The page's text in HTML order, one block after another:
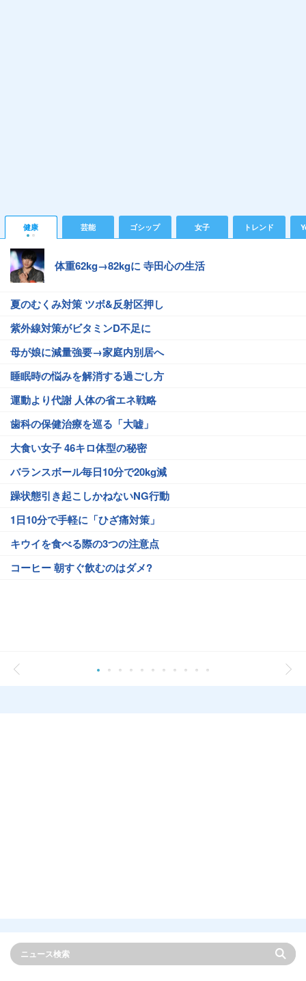
健康 芸能 ゴシップ 女子 トレンド
体重62kg→82kgに 寺田心の生活
夏のむくみ対策 ツボ&反射区押し
紫外線対策がビタミンD不足に
母が娘に減量強要→家庭内別居へ
睡眠時の悩みを解消する過ごし方
運動より代謝 人体の省エネ戦略
歯科の保健治療を巡る「大嘘」
大食い女子 46キロ体型の秘密
バランスボール毎日10分で20kg減
躁状態引き起こしかねないNG行動
1日10分で手軽に「ひざ痛対策」
キウイを食べる際の3つの注意点
コーヒー 朝すぐ飲むのはダメ?